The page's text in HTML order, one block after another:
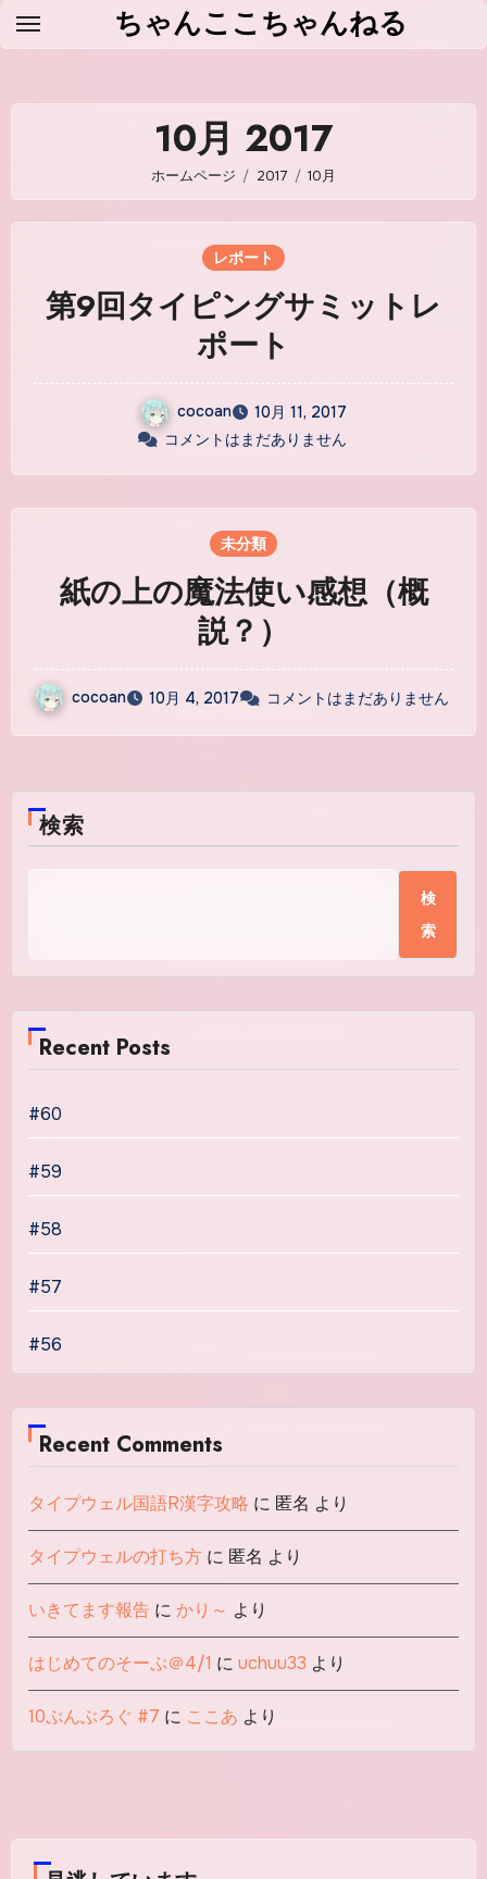
ン
ン
ス
キ
ちゃんここちゃんねる
10月 2017
ホームページ 2017 10月
レポート
第9回タイピングサミットレ
ポート
cocoan
10月 11, 2017
コメントはまだありません
未分類
紙の上の魔法使い感想（概
説？）
cocoan 10月 4, 2017 コメントはまだありません
検索
検
索
Recent Posts
#60
#59
#58
#57
#56
Recent Comments
タイプウェル国語R漢字攻略 に 匿名 より
タイプウェルの打ち方に 匿名 より
いきてます報告に かり～ より
はじめてのそーぷ＠4/1 に uchuu33 より
10ぷんぶろぐ #7 に ここあ より